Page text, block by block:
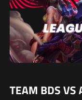
TEAM BDS VS